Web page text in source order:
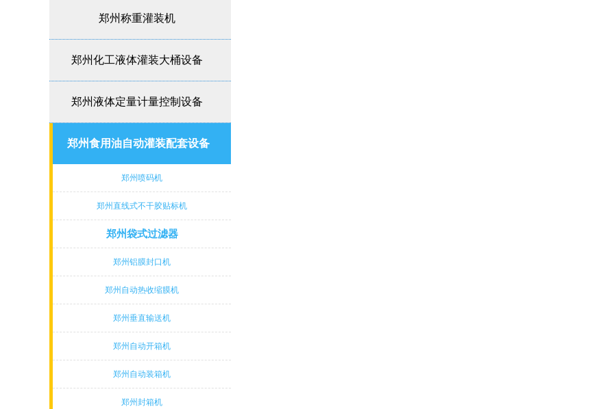
郑州称重灌装机
郑州化工液体灌装大桶设备
郑州液体定量计量控制设备
郑州食用油自动灌装配套设备
郑州喷码机
郑州直线式不干胶贴标机
郑州袋式过滤器
郑州铝膜封口机
郑州自动热收缩膜机
郑州垂直输送机
郑州自动开箱机
郑州自动装箱机
郑州封箱机